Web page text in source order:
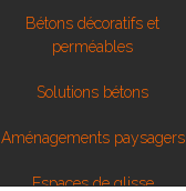
Bétons décoratifs et
perméables
Solutions bétons
Aménagements paysagers
Espaces de glisse